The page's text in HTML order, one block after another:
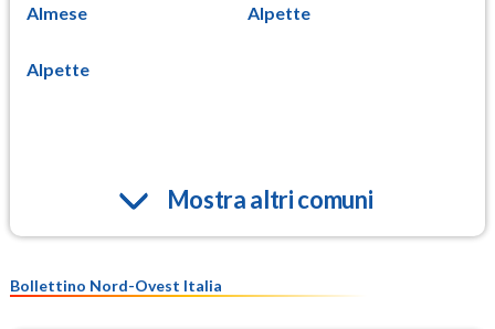
Almese Alpette
Alpette
Mostra altri comuni
Bollettino Nord-Ovest Italia